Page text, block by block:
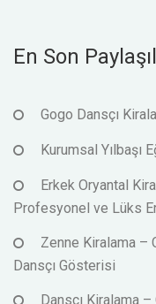
En Son
Gogo Dansçı
Kurumsal
Erkek Oryantal
Profesyonel ve Lüks
Zenne Kiralama –
Dansçı Gösterisi
Dansçı Kiralama